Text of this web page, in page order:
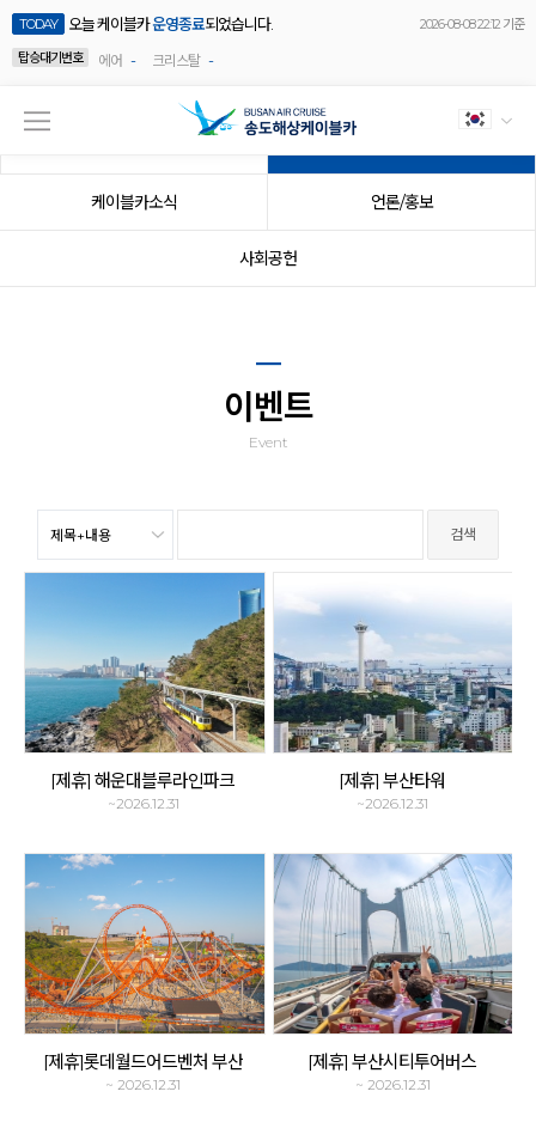
TODAY 오늘 케이블카운영종료되었습니다.
2026-08-08 22:12 기준
탑승대기번호
에어 - 크리스탈 -
케이블카소식 언론/홍보
사회공헌
이벤트
Event
[제휴] 해운대블루라인파크
~2026.12.31
[제휴] 부산타워
~2026.12.31
[제휴]롯데월드어드벤처 부산
~ 2026.12.31
[제휴] 부산시티투어버스
~ 2026.12.31